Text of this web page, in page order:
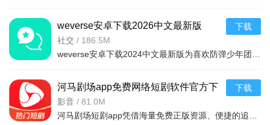
weverse安卓下载2026中文最新版
v3.13.1最新安卓版
社交 / 186.5M
下载
河马剧场app免费网络短剧软件官方下
载v3.1.0安卓版
影音 / 81.0M
下载